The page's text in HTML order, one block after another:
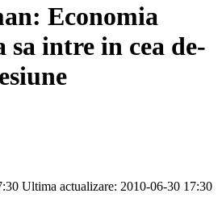
Economia
sa intre in cea de-
Ultima actualizare: 2010-06-30 17:30